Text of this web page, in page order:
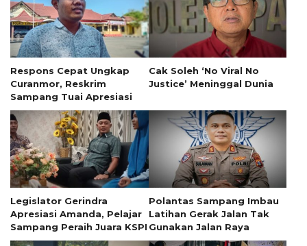
Respons Cepat Ungkap
Curanmor, Reskrim
Sampang Tuai Apresiasi
Cak Soleh ‘No Viral No
Justice’ Meninggal Dunia
Legislator Gerindra
Apresiasi Amanda, Pelajar
Sampang Peraih Juara KSPI
Polantas Sampang Imbau
Latihan Gerak Jalan Tak
Gunakan Jalan Raya